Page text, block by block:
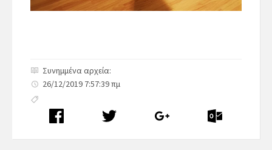
Συνημμένα αρχεία:
26/12/2019 7:57:39 πμ